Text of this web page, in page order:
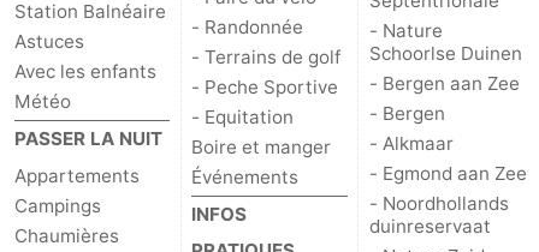
Station Balnéaire
Astuces
Avec les enfants
Météo
PASSER LA NUIT
Appartements
Campings
Chaumières
- Randonnée
- Terrains de golf
- Peche Sportive
- Equitation
Boire et manger
Événements
INFOS
- Nature
Schoorlse Duinen
- Bergen aan Zee
- Bergen
- Alkmaar
- Egmond aan Zee
- Noordhollands
duinreservaat